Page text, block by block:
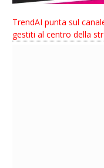
TrendAI punta sul
gestiti al centro della